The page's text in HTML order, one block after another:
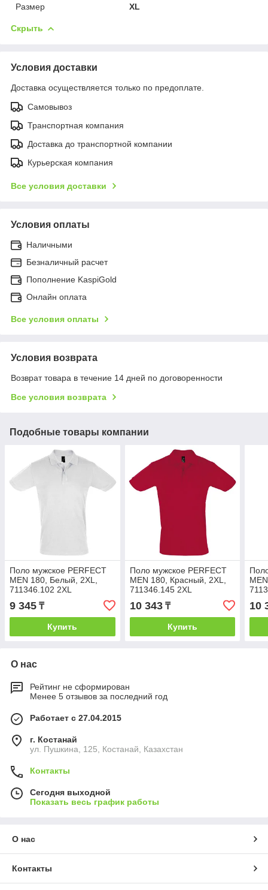
Размер
XL
Скрыть
Условия доставки
Доставка осуществляется только по предоплате.
Самовывоз
Транспортная компания
Доставка до транспортной компании
Курьерская компания
Все условия доставки
Условия оплаты
Наличными
Безналичный расчет
Пополнение KaspiGold
Онлайн оплата
Все условия оплаты
Условия возврата
Возврат товара в течение 14 дней по договоренности
Все условия возврата
Подобные товары компании
Поло мужское PERFECT
MEN 180, Белый, 2XL,
711346.102 2XL
9 345 ₸
Купить
Поло мужское PERFECT
MEN 180, Красный, 2XL,
711346.145 2XL
10 343₸
Купить
10
О нас
Рейтинг не сформирован
Менее 5 отзывов за последний год
Работает с 27.04.2015
г. Костанай
ул. Пушкина, 125, Костанай, Казахстан
Контакты
Сегодня выходной
Показать весь график работы
О нас
Контакты